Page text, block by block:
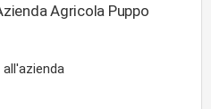
Agricola Puppo